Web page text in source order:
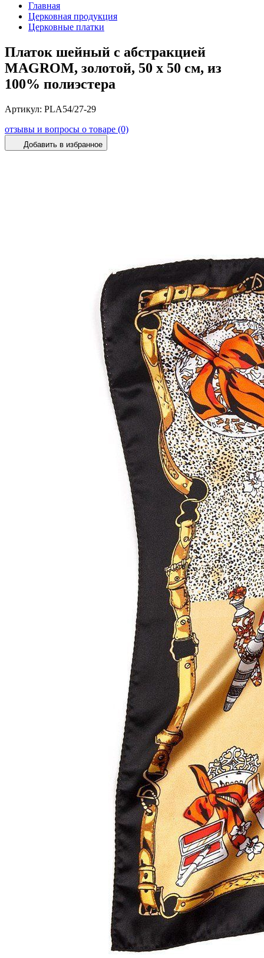
Главная
Церковная продукция
Церковные платки
Платок шейный с абстракцией
MAGROM, золотой, 50 х 50 см, из
100% полиэстера
Артикул: PLA54/27-29
отзывы и вопросы о товаре (0)
Добавить в избранное